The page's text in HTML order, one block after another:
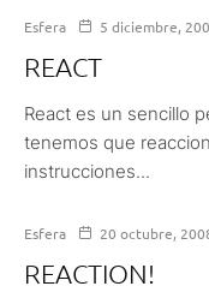
Esfera 5 diciembre,
REACT
React es un sencillo
tenemos que
instrucciones...
Esfera 20 octubre,
REACTION!